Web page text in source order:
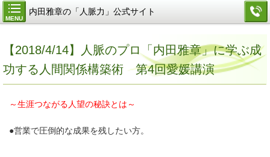
MENU
内田雅章の「人脈力」公式サイト
【2018/4/14】人脈のプロ「内田雅章」に学ぶ成
功する人間関係構築術 第4回愛媛講演
～生涯つながる人望の秘訣とは～
●営業で圧倒的な成果を残したい方。